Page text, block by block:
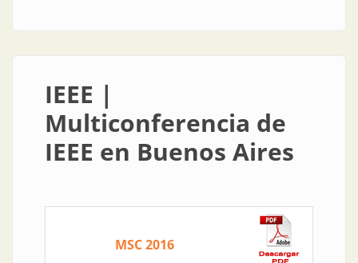
IEEE |
Multiconferencia de
IEEE en Buenos Aires
MSC 2016